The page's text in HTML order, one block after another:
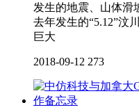
发生的地震、山体滑
去年发生的“5.12”汶
巨大
2018-09-12 273